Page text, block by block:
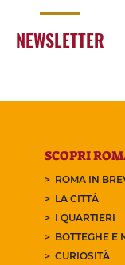
NEWSLETTER
SCOPRI
ROMA IN
LA CITTÀ
I QUARTIERI
BOTTEGHE E
CURIOSITÀ